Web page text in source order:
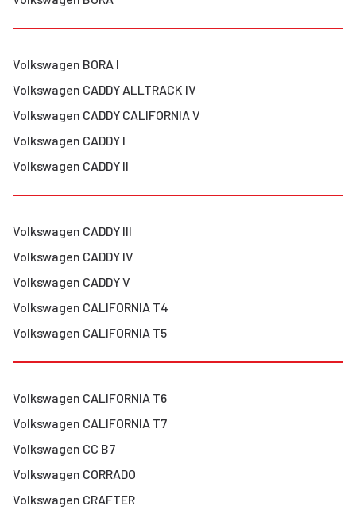
Volkswagen BORA I
Volkswagen CADDY ALLTRACK IV
Volkswagen CADDY CALIFORNIA V
Volkswagen CADDY I
Volkswagen CADDY II
Volkswagen CADDY III
Volkswagen CADDY IV
Volkswagen CADDY V
Volkswagen CALIFORNIA T4
Volkswagen CALIFORNIA T5
Volkswagen CALIFORNIA T6
Volkswagen CALIFORNIA T7
Volkswagen CC B7
Volkswagen CORRADO
Volkswagen CRAFTER